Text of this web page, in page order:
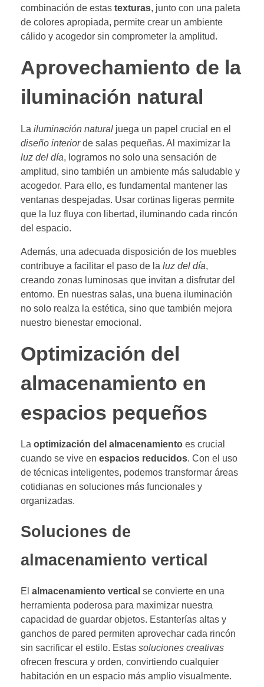
combinación de estas texturas, junto con una paleta
de colores apropiada, permite crear un ambiente
cálido y acogedor sin comprometer la amplitud.
Aprovechamiento de la
iluminación natural
La iluminación natural juega un papel crucial en el
diseño interiorde salas pequeñas. Al maximizar la
luz del día, logramos no solo una sensación de
amplitud, sino también un ambiente más saludable y
acogedor. Para ello, es fundamental mantener las
ventanas despejadas. Usar cortinas ligeras permite
que la luz fluya con libertad, iluminando cada rincón
del espacio.
Además, una adecuada disposición de los muebles
contribuye a facilitar el paso de la luz del día,
creando zonas luminosas que invitan a disfrutar del
entorno. En nuestras salas, una buena iluminación
no solo realza la estética, sino que también mejora
nuestro bienestar emocional.
Optimización del
almacenamiento en
espacios pequeños
La optimización del almacenamiento es crucial
cuando se vive en espacios reducidos. Con el uso
de técnicas inteligentes, podemos transformar áreas
cotidianas en soluciones más funcionales y
organizadas.
Soluciones de
almacenamiento vertical
El almacenamiento vertical se convierte en una
herramienta poderosa para maximizar nuestra
capacidad de guardar objetos. Estanterías altas y
ganchos de pared permiten aprovechar cada rincón
sin sacrificar el estilo. Estas soluciones creativas
ofrecen frescura y orden, convirtiendo cualquier
habitación en un espacio más amplio visualmente.